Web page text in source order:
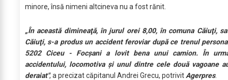
minore, însă nimeni altcineva nu a fost rănit.
„În această dimineaţă, în jurul orei 8,00, în comuna Căiuţi,
Căiuţi, s-a produs un accident feroviar după ce trenul
5202 Ciceu - Focşani a lovit bena unui camion. În
accidentului, locomotiva şi unul dintre cele două vagoane
deraiat″, a precizat căpitanul Andrei Grecu, potrivit Agerpres.